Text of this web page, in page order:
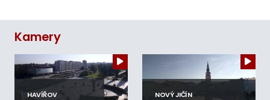
Kamery
HAVÍŘOV NOVÝ JIČÍN